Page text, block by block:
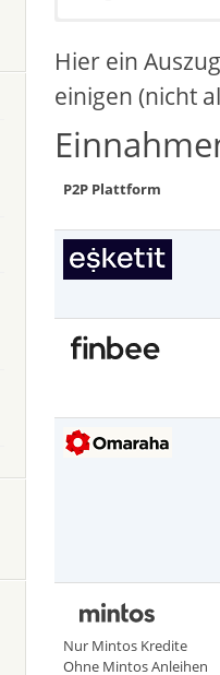
Hier ein
einigen (nicht
P2P Plattform
Nur Mintos Kredite
Ohne Mintos Anleihen